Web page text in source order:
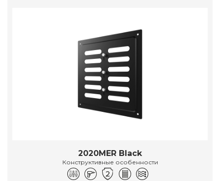
2020MER Black
Конструктивные особенности